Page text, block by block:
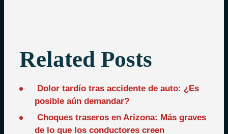
Related Posts
Dolor tardío tras accidente de auto: ¿Es
posible aún demandar?
Choques traseros en Arizona: Más graves
de lo que los conductores creen